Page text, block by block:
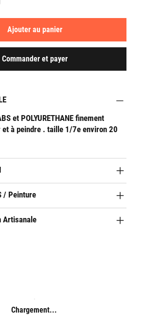
Ajouter au panier
Commander et payer
et POLYURETHANE finement
à peindre . taille 1/7e environ 20
/ Peinture
Artisanale
Chargement...